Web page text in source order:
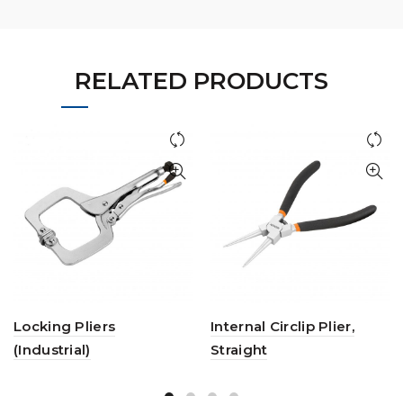
RELATED PRODUCTS
Locking Pliers
(Industrial)
Internal Circlip Plier,
Straight